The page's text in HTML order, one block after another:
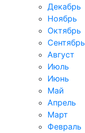
Декабрь
Ноябрь
Октябрь
Сентябрь
Август
Июль
Июнь
Май
Апрель
Март
Февраль